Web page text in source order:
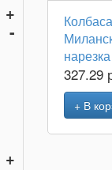
327.29
+ В
+
-
+